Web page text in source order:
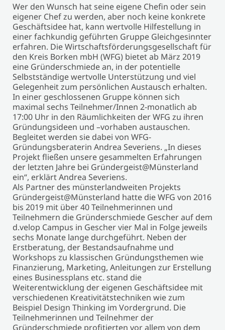
Wer den Wunsch hat seine eigene Chefin oder sein
eigener Chef zu werden, aber noch keine konkrete
Geschäftsidee hat, kann wertvolle Hilfestellung in
einer fachkundig geführten Gruppe Gleichgesinnter
erfahren. Die Wirtschaftsförderungsgesellschaft für
den Kreis Borken mbH (WFG) bietet ab März 2019
eine Gründerschmiede an, in der potentielle
Selbstständige wertvolle Unterstützung und viel
Gelegenheit zum persönlichen Austausch erhalten.
In einer geschlossenen Gruppe können sich
maximal sechs Teilnehmer/Innen 2-monatlich ab
17:00 Uhr in den Räumlichkeiten der WFG zu ihren
Gründungsideen und –vorhaben austauschen.
Begleitet werden sie dabei von WFG-
Gründungsberaterin Andrea Severiens. „In dieses
Projekt fließen unsere gesammelten Erfahrungen
der letzten Jahre bei Gründergeist@Münsterland
ein“, erklärt Andrea Severiens.
Als Partner des münsterlandweiten Projekts
Gründergeist@Münsterland hatte die WFG von 2016
bis 2019 mit über 40 Teilnehmerinnen und
Teilnehmern die Gründerschmiede Gescher auf dem
d.velop Campus in Gescher vier Mal in Folge jeweils
sechs Monate lange durchgeführt. Neben der
Erstberatung, der Bestandsaufnahme und
Workshops zu klassischen Gründungsthemen wie
Finanzierung, Marketing, Anleitungen zur Erstellung
eines Businessplans etc. stand die
Weiterentwicklung der eigenen Geschäftsidee mit
verschiedenen Kreativitätstechniken wie zum
Beispiel Design Thinking im Vordergrund. Die
Teilnehmerinnen und Teilnehmer der
Gründerschmiede profitierten vor allem von dem